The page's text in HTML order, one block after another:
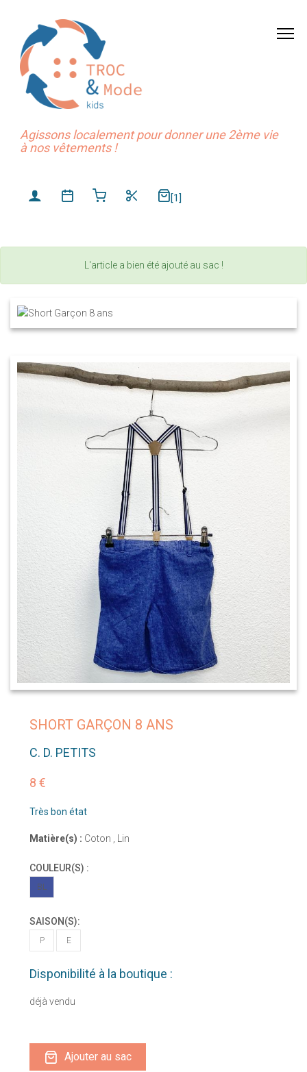
Agissons localement pour donner une 2ème vie
à nos vêtements !
[1]
L'article a bien été ajouté au sac !
SHORT GARÇON 8 ANS
C. D. PETITS
8 €
Très bon état
Matière(s) : Coton , Lin
COULEUR(S) :
BL
SAISON(S):
P E
Disponibilité à la boutique :
déjà vendu
Ajouter au sac